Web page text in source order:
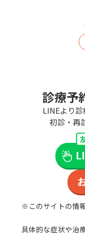
診療予
LINEより診
初診・再
※このサイトの情
具体的な症状や治